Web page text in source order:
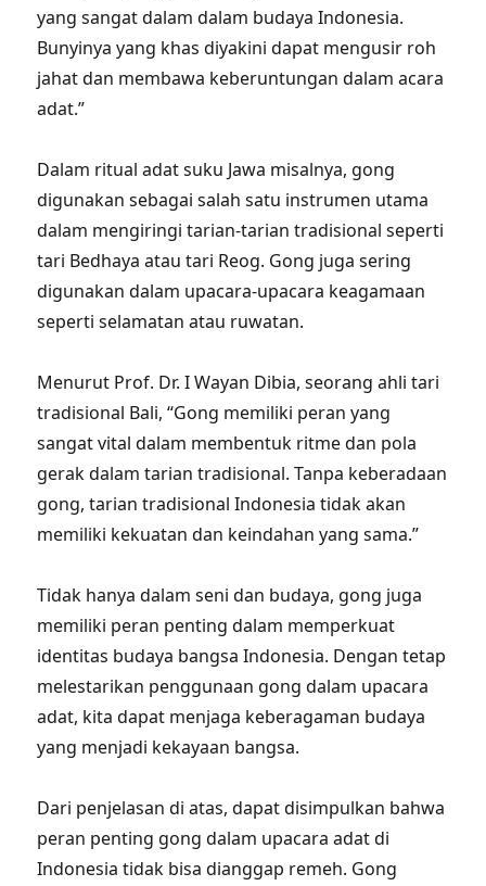
yang sangat dalam dalam budaya Indonesia.
Bunyinya yang khas diyakini dapat mengusir roh
jahat dan membawa keberuntungan dalam acara
adat.”
Dalam ritual adat suku Jawa misalnya, gong
digunakan sebagai salah satu instrumen utama
dalam mengiringi tarian-tarian tradisional seperti
tari Bedhaya atau tari Reog. Gong juga sering
digunakan dalam upacara-upacara keagamaan
seperti selamatan atau ruwatan.
Menurut Prof. Dr. I Wayan Dibia, seorang ahli tari
tradisional Bali, “Gong memiliki peran yang
sangat vital dalam membentuk ritme dan pola
gerak dalam tarian tradisional. Tanpa keberadaan
gong, tarian tradisional Indonesia tidak akan
memiliki kekuatan dan keindahan yang sama.”
Tidak hanya dalam seni dan budaya, gong juga
memiliki peran penting dalam memperkuat
identitas budaya bangsa Indonesia. Dengan tetap
melestarikan penggunaan gong dalam upacara
adat, kita dapat menjaga keberagaman budaya
yang menjadi kekayaan bangsa.
Dari penjelasan di atas, dapat disimpulkan bahwa
peran penting gong dalam upacara adat di
Indonesia tidak bisa dianggap remeh. Gong